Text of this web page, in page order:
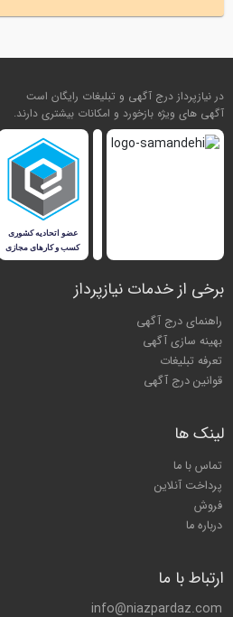
در نیازپرداز درج آگهی و تبلیغات رایگان است
آگهی های ویژه بازخورد و امکانات بیشتری دارند.
برخی از خدمات نیازپرداز
راهنمای درج آگهی
بهینه سازی آگهی
تعرفه تبلیغات
قوانین درج آگهی
لینک ها
تماس با ما
پرداخت آنلاین
فروش
درباره ما
ارتباط با ما
info@niazpardaz.com